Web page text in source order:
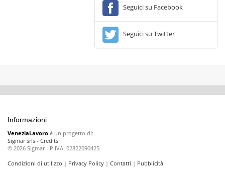
Seguici su Facebook
Seguici su Twitter
Informazioni
VeneziaLavoro è un progetto di:
Sigmar srls - Credits
© 2026 Sigmar - P.IVA: 02822090425
Condizioni di utilizzo | Privacy Policy | Contatti | Pubblicità